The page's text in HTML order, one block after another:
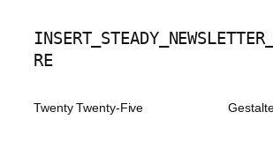
RE
Twenty Twenty-Five